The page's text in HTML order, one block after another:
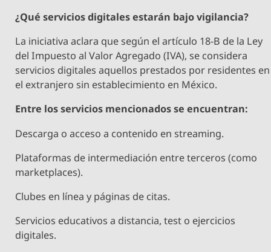
¿Qué servicios digitales estarán bajo vigilancia?
La iniciativa aclara que según el artículo 18-B de la Ley
del Impuesto al Valor Agregado (IVA), se considera
servicios digitales aquellos prestados por residentes en
el extranjero sin establecimiento en México.
Entre los servicios mencionados se encuentran:
Descarga o acceso a contenido en streaming.
Plataformas de intermediación entre terceros (como
marketplaces).
Clubes en línea y páginas de citas.
Servicios educativos a distancia, test o ejercicios
digitales.